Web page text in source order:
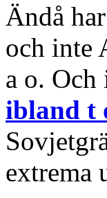
Ändå
och inte
a o. Och
ibland t
extrema